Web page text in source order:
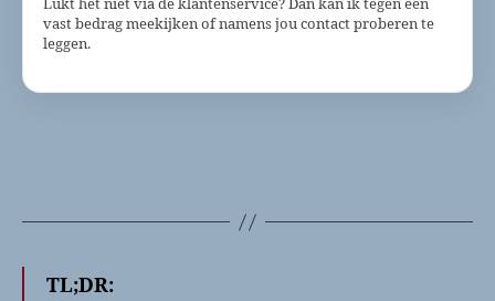
Lukt het niet via de klantenservice? Dan kan ik tegen een
vast bedrag meekijken of namens jou contact proberen te
leggen.
TL;DR: